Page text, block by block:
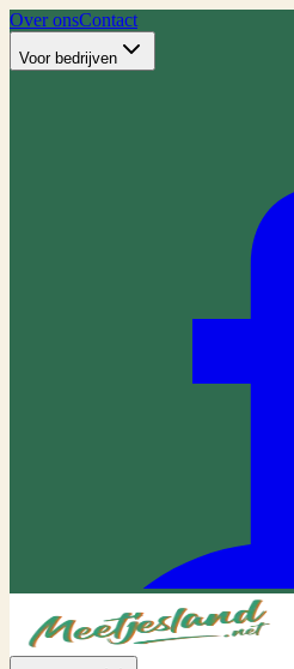
Over onsContact
Voor bedrijven